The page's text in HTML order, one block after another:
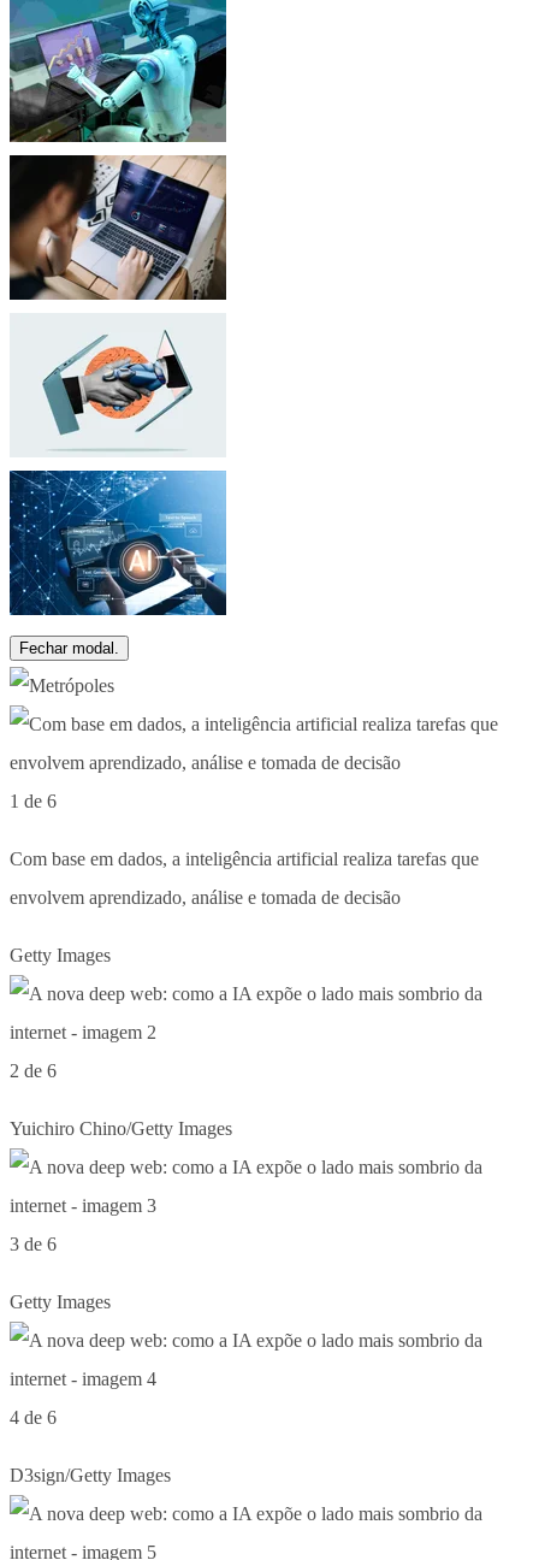
Fechar modal.
1 de 6
Com base em dados, a inteligência artificial realiza tarefas que
envolvem aprendizado, análise e tomada de decisão
Getty Images
2 de 6
Yuichiro Chino/Getty Images
3 de 6
Getty Images
4 de 6
D3sign/Getty Images